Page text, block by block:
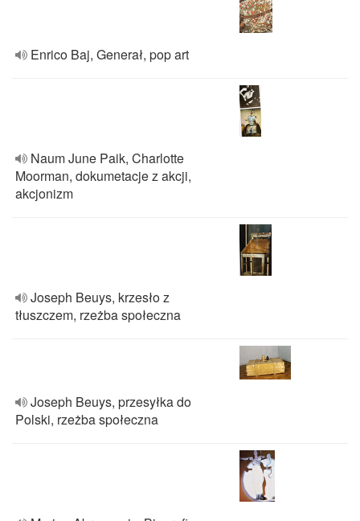
Enrico Baj, Generał, pop art
Naum June Paik, Charlotte
Moorman, dokumetacje z akcji,
akcjonizm
Joseph Beuys, krzesło z
tłuszczem, rzeżba społeczna
Joseph Beuys, przesyłka do
Polski, rzeżba społeczna